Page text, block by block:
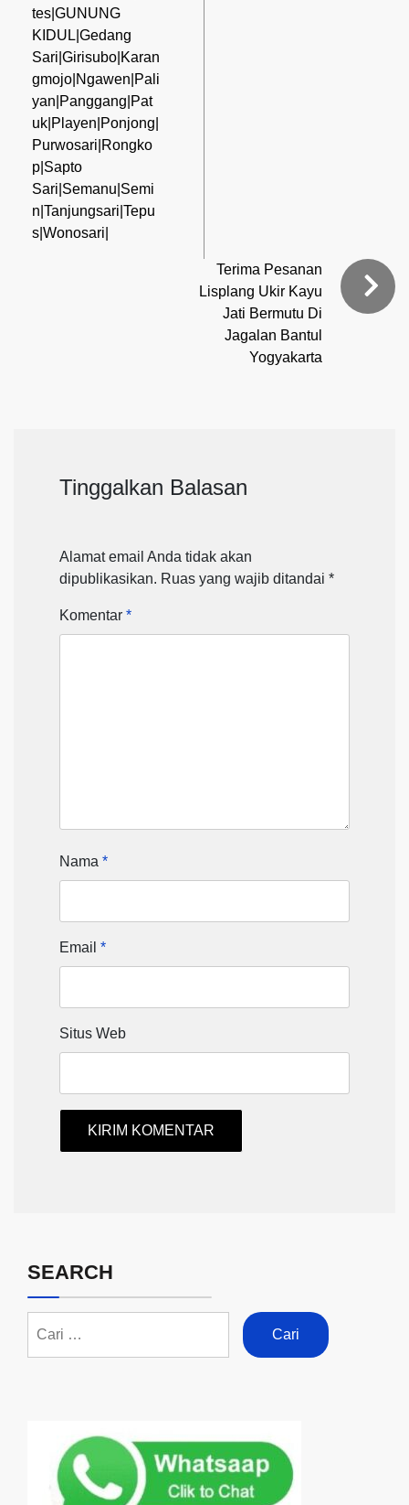
tes|GUNUNG
KIDUL|Gedang
Sari|Girisubo|Karan
gmojo|Ngawen|Pali
yan|Panggang|Pat
uk|Playen|Ponjong|
Purwosari|Rongko
p|Sapto
Sari|Semanu|Semi
n|Tanjungsari|Tepu
s|Wonosari|
Terima Pesanan
Lisplang Ukir Kayu
Jati Bermutu Di
Jagalan Bantul
Yogyakarta
Tinggalkan Balasan
Alamat email Anda tidak akan
dipublikasikan. Ruas yang wajib ditandai *
Komentar *
Nama *
Email *
Situs Web
SEARCH